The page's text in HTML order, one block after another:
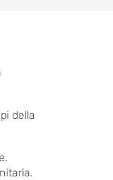
della